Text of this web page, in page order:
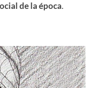
de la época.